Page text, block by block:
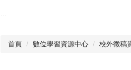
:::
首頁 數位學習資源中心 校外徵稿